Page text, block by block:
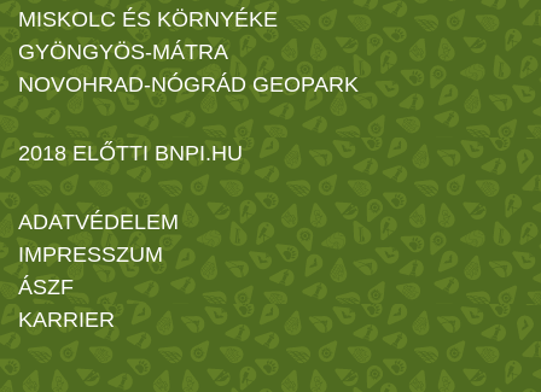
MISKOLC ÉS KÖRNYÉKE
GYÖNGYÖS-MÁTRA
NOVOHRAD-NÓGRÁD GEOPARK
2018 ELŐTTI BNPI.HU
ADATVÉDELEM
IMPRESSZUM
ÁSZF
KARRIER